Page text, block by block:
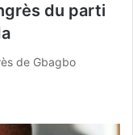
du parti
de Gbagbo